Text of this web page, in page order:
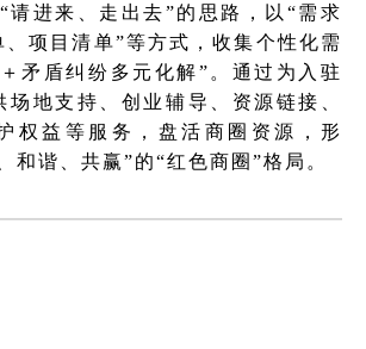
请进来、走出去”的思路，以“需求
项目清单”等方式，收集个性化需
矛盾纠纷多元化解”。通过为入驻
场地支持、创业辅导、资源链接、
权益等服务，盘活商圈资源，形
和谐、共赢”的“红色商圈”格局。